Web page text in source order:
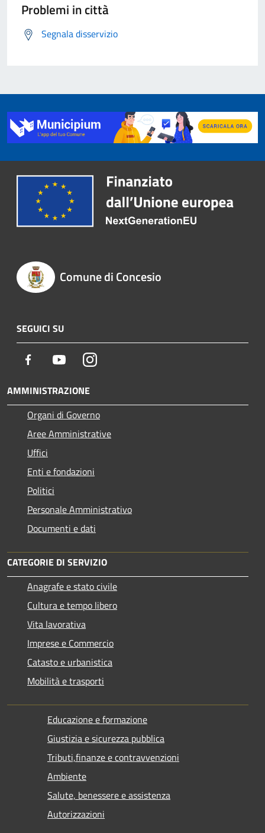
Problemi in città
Segnala disservizio
Comune di Concesio
SEGUICI SU
Facebook YoutubeInstagram
AMMINISTRAZIONE
Organi di Governo
Aree Amministrative
Uffici
Enti e fondazioni
Politici
Personale Amministrativo
Documenti e dati
CATEGORIE DI SERVIZIO
Anagrafe e stato civile
Cultura e tempo libero
Vita lavorativa
Imprese e Commercio
Catasto e urbanistica
Mobilità e trasporti
Educazione e formazione
Giustizia e sicurezza pubblica
Tributi,finanze e contravvenzioni
Ambiente
Salute, benessere e assistenza
Autorizzazioni